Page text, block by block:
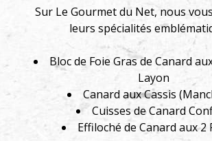
Sur Le Gourmet du Net, nous
leurs spécialités
Bloc de Foie Gras de Canard
Layon
Canard aux Cassis
Cuisses de Canard
Effiloché de Canard aux 2